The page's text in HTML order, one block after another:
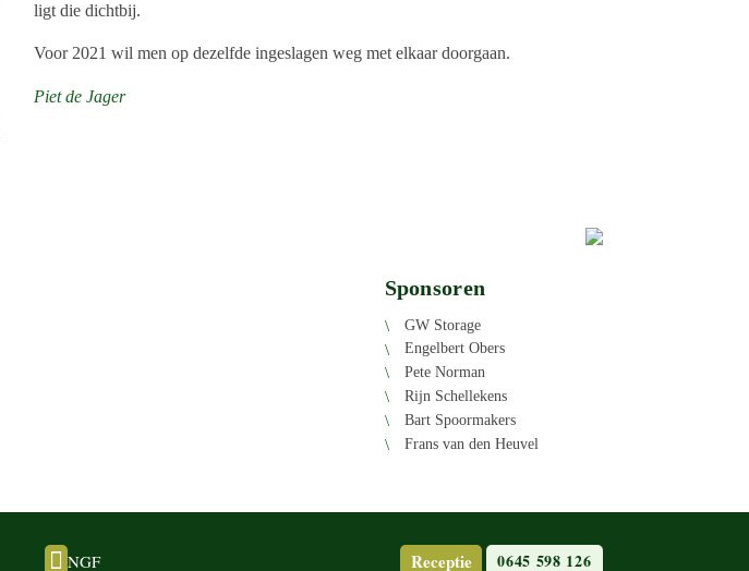
ligt die dichtbij.
Voor 2021 wil men op dezelfde inge­sla­gen weg met elkaar doorgaan.
Piet de Jager
Sponsoren
GW Storage
Engel­bert Obers
Pete Norman
Rijn Schel­le­kens
Bart Spoor­ma­kers
Frans van den Heuvel
 NGF Receptie 0645 598 126